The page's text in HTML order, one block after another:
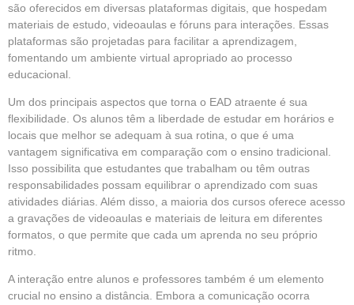
são oferecidos em diversas plataformas digitais, que hospedam
materiais de estudo, videoaulas e fóruns para interações. Essas
plataformas são projetadas para facilitar a aprendizagem,
fomentando um ambiente virtual apropriado ao processo
educacional.
Um dos principais aspectos que torna o EAD atraente é sua
flexibilidade. Os alunos têm a liberdade de estudar em horários e
locais que melhor se adequam à sua rotina, o que é uma
vantagem significativa em comparação com o ensino tradicional.
Isso possibilita que estudantes que trabalham ou têm outras
responsabilidades possam equilibrar o aprendizado com suas
atividades diárias. Além disso, a maioria dos cursos oferece acesso
a gravações de videoaulas e materiais de leitura em diferentes
formatos, o que permite que cada um aprenda no seu próprio
ritmo.
A interação entre alunos e professores também é um elemento
crucial no ensino a distância. Embora a comunicação ocorra